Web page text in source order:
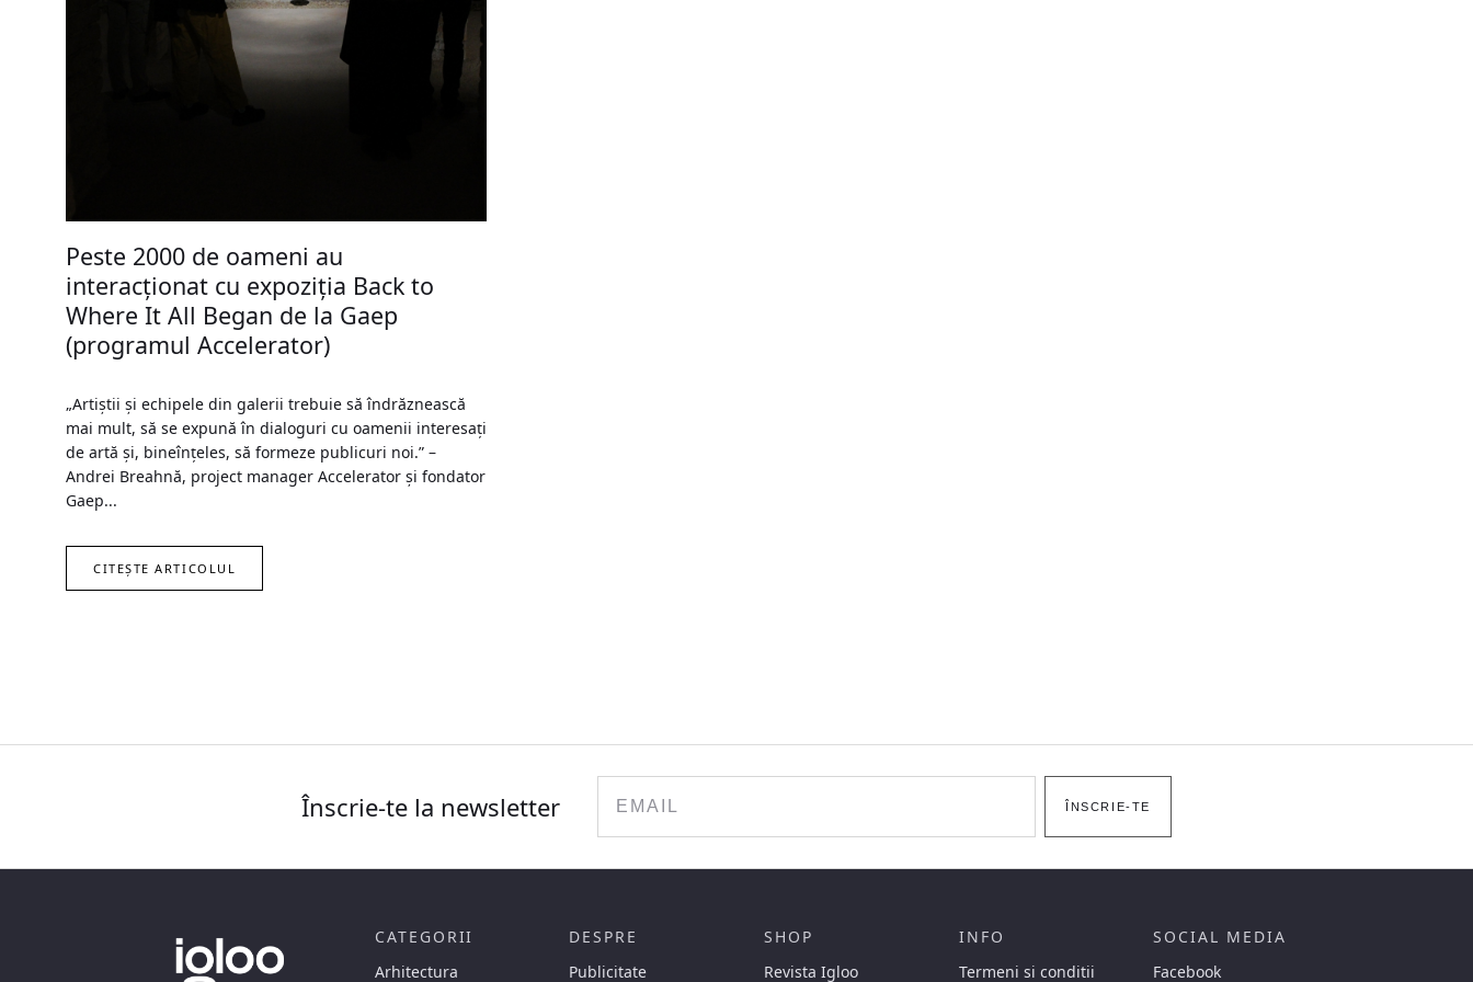
Peste 2000 de oameni au
interacționat cu expoziția Back to
Where It All Began de la Gaep
(programul Accelerator)
„Artiștii și echipele din galerii trebuie să îndrăznească
mai mult, să se expună în dialoguri cu oamenii interesați
de artă și, bineînțeles, să formeze publicuri noi.” –
Andrei Breahnă, project manager Accelerator și fondator
Gaep...
CITEȘTE ARTICOLUL
Înscrie-te la newsletter ÎNSCRIE-TE
CATEGORII
Arhitectura
DESPRE
Publicitate
SHOP
Revista Igloo
INFO
Termeni si conditii
SOCIAL MEDIA
Facebook